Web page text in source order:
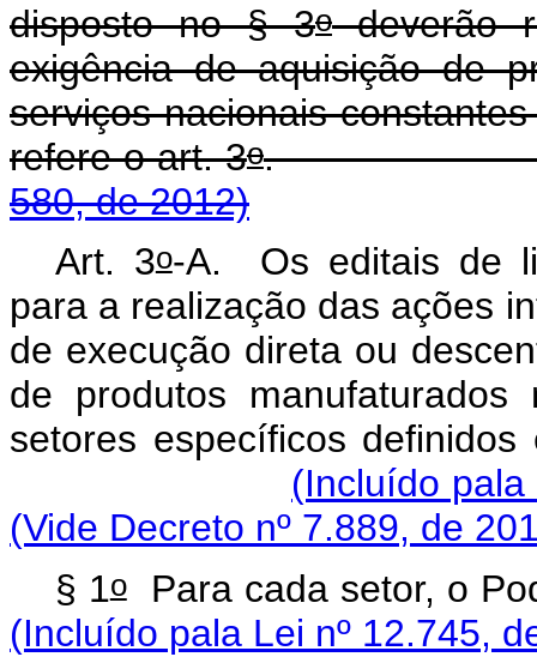
disposto no § 3odeverão
exigência de aquisição de
serviços nacionais
refere o art. 3o
580, de 2012)
Art. 3o-A. Os editais de
para a realização das ações
de execução direta ou
de produtos
setores específicos
(Incluído pala
(Vide Decreto nº 7.889, de
§ 1oPara cada
(Incluído pala Lei nº 12.745,